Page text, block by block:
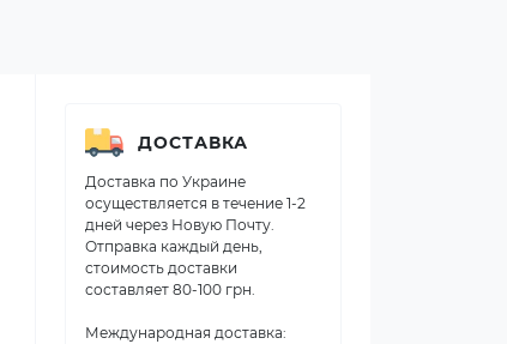
ДОСТАВКА
Доставка по Украине
осуществляется в течение 1-2
дней через Новую Почту.
Отправка каждый день,
стоимость доставки
составляет 80-100 грн.
Международная доставка: